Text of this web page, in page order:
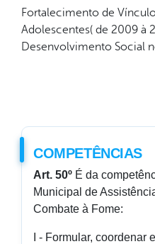
Fortalecimento de
Adolescentes( de 2009 à
Desenvolvimento Social
COMPETÊNCIAS
Art. 50º É da
Municipal de
Combate à Fome:
I - Formular, coordenar